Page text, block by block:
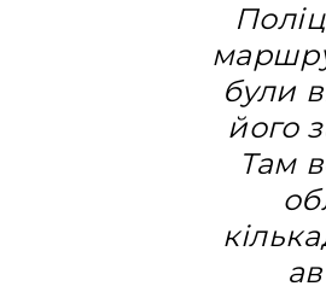
були
його
Там